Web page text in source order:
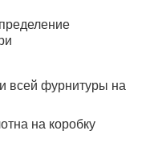
всей фурнитуры на
на коробку